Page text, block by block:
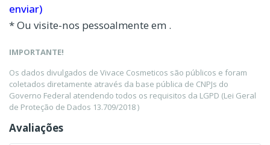
enviar)
* Ou visite-nos pessoalmente em .
IMPORTANTE!
Os dados divulgados de Vivace Cosmeticos são públicos e foram
coletados diretamente através da base pública de CNPJs do
Governo Federal atendendo todos os requisitos da LGPD (Lei Geral
de Proteção de Dados 13.709/2018 )
Avaliações